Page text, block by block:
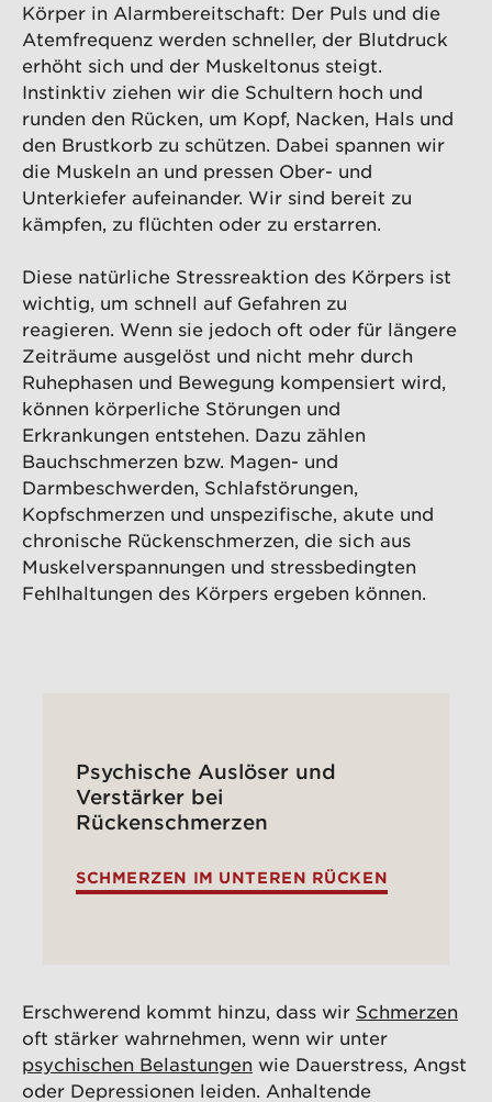
Körper in Alarmbereitschaft: Der Puls und die
Atemfrequenz werden schneller, der Blutdruck
erhöht sich und der Muskeltonus steigt.
Instinktiv ziehen wir die Schultern hoch und
runden den Rücken, um Kopf, Nacken, Hals und
den Brustkorb zu schützen. Dabei spannen wir
die Muskeln an und pressen Ober- und
Unterkiefer aufeinander. Wir sind bereit zu
kämpfen, zu flüchten oder zu erstarren.
Diese natürliche Stressreaktion des Körpers ist
wichtig, um schnell auf Gefahren zu
reagieren. Wenn sie jedoch oft oder für längere
Zeiträume ausgelöst und nicht mehr durch
Ruhephasen und Bewegung kompensiert wird,
können körperliche Störungen und
Erkrankungen entstehen. Dazu zählen
Bauchschmerzen bzw. Magen- und
Darmbeschwerden, Schlafstörungen,
Kopfschmerzen und unspezifische, akute und
chronische Rückenschmerzen, die sich aus
Muskelverspannungen und stressbedingten
Fehlhaltungen des Körpers ergeben können.
Psychische Auslöser und
Verstärker bei
Rückenschmerzen
SCHMERZEN IM UNTEREN RÜCKEN
Erschwerend kommt hinzu, dass wir Schmerzen
oft stärker wahrnehmen, wenn wir unter
psychischen Belastungen wie Dauerstress, Angst
oder Depressionen leiden. Anhaltende